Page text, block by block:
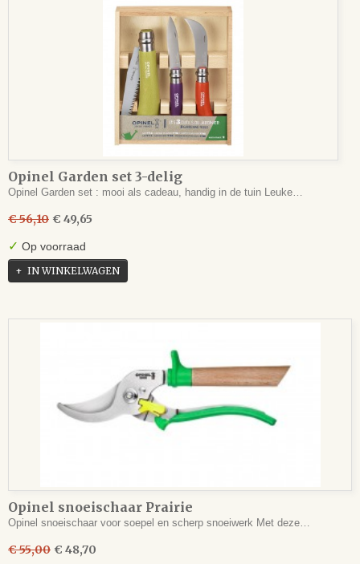
Opinel Garden set 3-delig
Opinel Garden set : mooi als cadeau, handig in de tuin Leuke…
€ 56,10 € 49,65
✓ Op voorraad
IN WINKELWAGEN
Opinel snoeischaar Prairie
Opinel snoeischaar voor soepel en scherp snoeiwerk Met deze…
€ 55,00 € 48,70